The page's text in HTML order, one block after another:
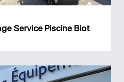
Service Piscine Biot
Magasin